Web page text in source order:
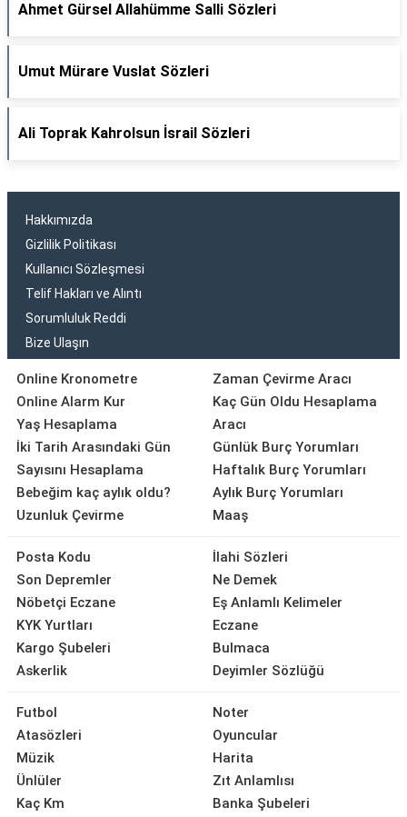
Ahmet Gürsel Allahümme Salli Sözleri
Umut Mürare Vuslat Sözleri
Ali Toprak Kahrolsun İsrail Sözleri
Hakkımızda
Gizlilik Politikası
Kullanıcı Sözleşmesi
Telif Hakları ve Alıntı
Sorumluluk Reddi
Bize Ulaşın
Online Kronometre
Online Alarm Kur
Yaş Hesaplama
İki Tarih Arasındaki Gün
Sayısını Hesaplama
Bebeğim kaç aylık oldu?
Uzunluk Çevirme
Zaman Çevirme Aracı
Kaç Gün Oldu Hesaplama
Aracı
Günlük Burç Yorumları
Haftalık Burç Yorumları
Aylık Burç Yorumları
Maaş
Posta Kodu
Son Depremler
Nöbetçi Eczane
KYK Yurtları
Kargo Şubeleri
Askerlik
İlahi Sözleri
Ne Demek
Eş Anlamlı Kelimeler
Eczane
Bulmaca
Deyimler Sözlüğü
Futbol
Atasözleri
Müzik
Ünlüler
Kaç Km
Noter
Oyuncular
Harita
Zıt Anlamlısı
Banka Şubeleri